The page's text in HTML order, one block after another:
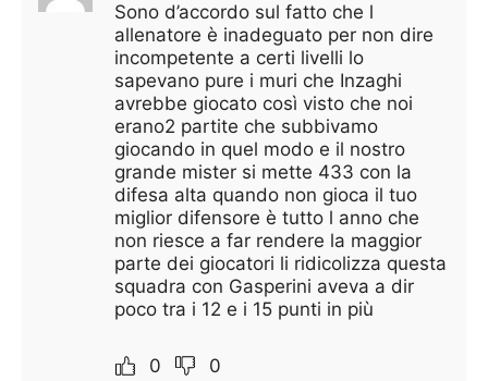
Sono d’accordo sul fatto che l
allenatore è inadeguato per non dire
incompetente a certi livelli lo
sapevano pure i muri che Inzaghi
avrebbe giocato così visto che noi
erano2 partite che subbivamo
giocando in quel modo e il nostro
grande mister si mette 433 con la
difesa alta quando non gioca il tuo
miglior difensore è tutto l anno che
non riesce a far rendere la maggior
parte dei giocatori li ridicolizza questa
squadra con Gasperini aveva a dir
poco tra i 12 e i 15 punti in più
0 0